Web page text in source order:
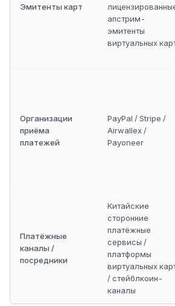
Эмитенты карт
апстрим-
эмитенты
виртуальных
Организации
приёма
платежей
PayPal / Stripe /
Airwallex /
Payoneer
Платёжные
каналы /
посредники
Китайские
сторонние
платёжные
сервисы /
платформы
виртуальных
/ стейблкоин-
каналы